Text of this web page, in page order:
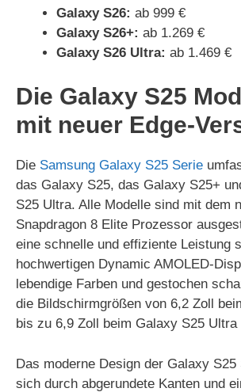
Galaxy S26: ab 999 €
Galaxy S26+: ab 1.269 €
Galaxy S26 Ultra: ab 1.469 €
Die Galaxy S25
mit neuer Edge-
Die Samsung Galaxy S25 Serie
das Galaxy S25, das Galaxy S25+
S25 Ultra. Alle Modelle sind mit dem
Snapdragon 8 Elite Prozessor
eine schnelle und effiziente Leistung
hochwertigen Dynamic AMOLED-
lebendige Farben und gestochen
die Bildschirmgrößen von 6,2 Zoll
bis zu 6,9 Zoll beim Galaxy S25 Ultra
Das moderne Design der Galaxy
sich durch abgerundete Kanten und